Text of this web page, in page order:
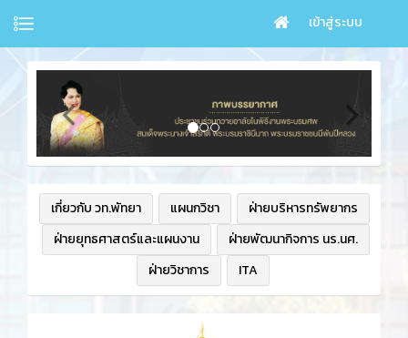
เข้าสู่ระบบ
เกี่ยวกับ วท.พัทยา แผนกวิชา
ฝ่ายบริหารทรัพยากร
ฝ่ายยุทธศาสตร์และแผนงาน
ฝ่ายพัฒนากิจการ นร.นศ.
ฝ่ายวิชาการ
ITA